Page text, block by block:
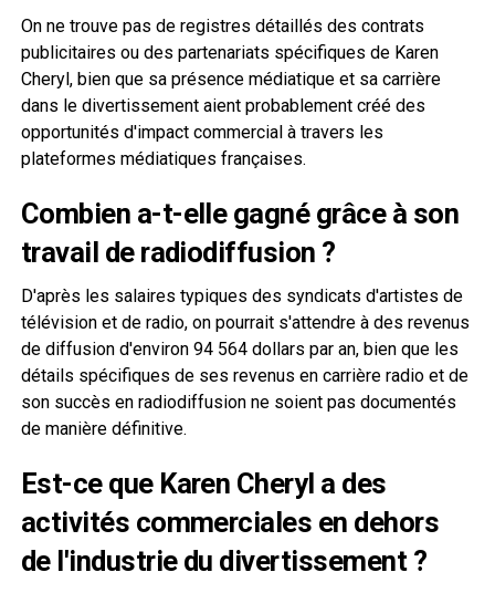
On ne trouve pas de registres détaillés des contrats
publicitaires ou des partenariats spécifiques de Karen
Cheryl, bien que sa présence médiatique et sa carrière
dans le divertissement aient probablement créé des
opportunités d'impact commercial à travers les
plateformes médiatiques françaises.
Combien a-t-elle gagné grâce à son
travail de radiodiffusion ?
D'après les salaires typiques des syndicats d'artistes de
télévision et de radio, on pourrait s'attendre à des revenus
de diffusion d'environ 94 564 dollars par an, bien que les
détails spécifiques de ses revenus en carrière radio et de
son succès en radiodiffusion ne soient pas documentés
de manière définitive.
Est-ce que Karen Cheryl a des
activités commerciales en dehors
de l'industrie du divertissement ?